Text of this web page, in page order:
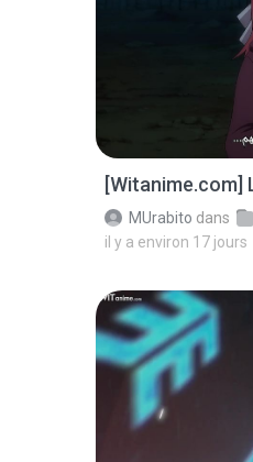
[Witanime.com]
MUrabito dans
il y a environ 17 jours